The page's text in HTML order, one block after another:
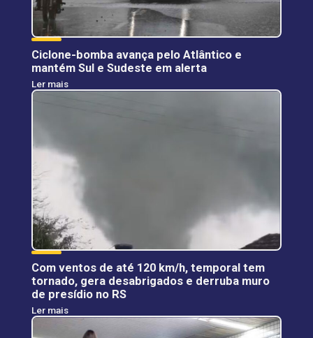
Ciclone-bomba avança pelo Atlântico e
mantém Sul e Sudeste em alerta
Ler mais
Com ventos de até 120 km/h, temporal tem
tornado, gera desabrigados e derruba muro
de presídio no RS
Ler mais